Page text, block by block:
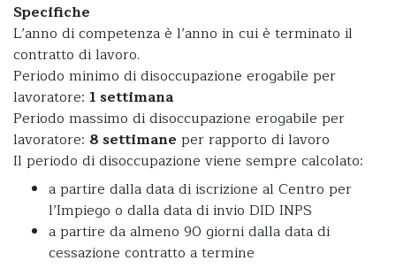
Specifiche
L’anno di competenza è l’anno in cui è terminato il
contratto di lavoro.
Periodo minimo di disoccupazione erogabile per
lavoratore: 1 settimana
Periodo massimo di disoccupazione erogabile per
lavoratore: 8 settimane per rapporto di lavoro
Il periodo di disoccupazione viene sempre calcolato:
a partire dalla data di iscrizione al Centro per
l’Impiego o dalla data di invio DID INPS
a partire da almeno 90 giorni dalla data di
cessazione contratto a termine